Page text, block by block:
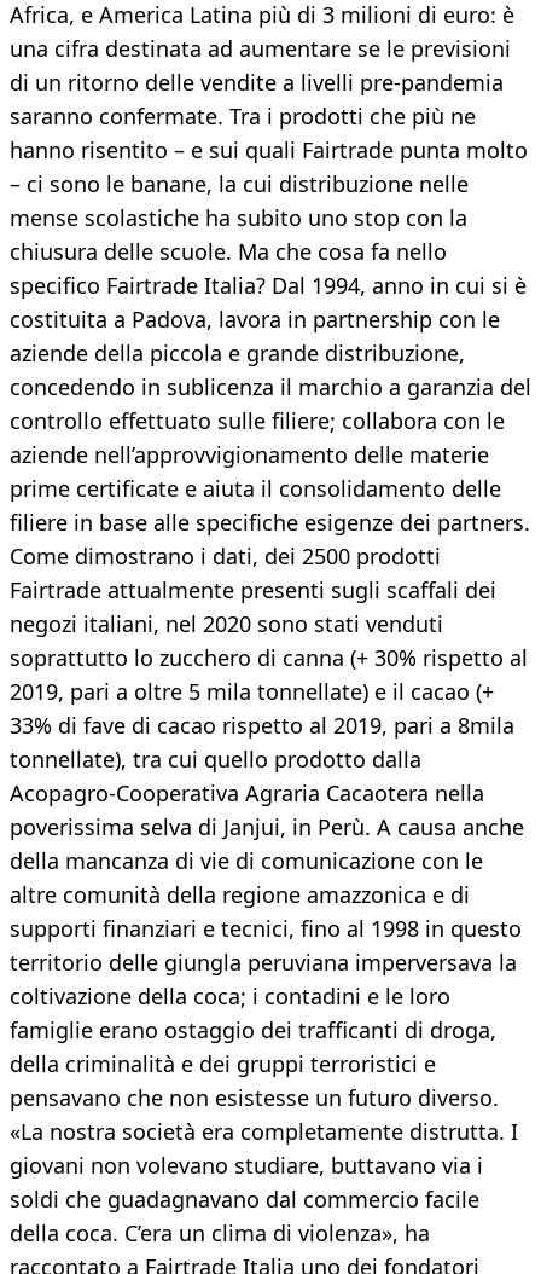
Africa, e America Latina più di 3 milioni di euro: è
una cifra destinata ad aumentare se le previsioni
di un ritorno delle vendite a livelli pre-pandemia
saranno confermate. Tra i prodotti che più ne
hanno risentito – e sui quali Fairtrade punta molto
– ci sono le banane, la cui distribuzione nelle
mense scolastiche ha subito uno stop con la
chiusura delle scuole. Ma che cosa fa nello
specifico Fairtrade Italia? Dal 1994, anno in cui si è
costituita a Padova, lavora in partnership con le
aziende della piccola e grande distribuzione,
concedendo in sublicenza il marchio a garanzia del
controllo effettuato sulle filiere; collabora con le
aziende nell’approvvigionamento delle materie
prime certificate e aiuta il consolidamento delle
filiere in base alle specifiche esigenze dei partners.
Come dimostrano i dati, dei 2500 prodotti
Fairtrade attualmente presenti sugli scaffali dei
negozi italiani, nel 2020 sono stati venduti
soprattutto lo zucchero di canna (+ 30% rispetto al
2019, pari a oltre 5 mila tonnellate) e il cacao (+
33% di fave di cacao rispetto al 2019, pari a 8mila
tonnellate), tra cui quello prodotto dalla
Acopagro-Cooperativa Agraria Cacaotera nella
poverissima selva di Janjui, in Perù. A causa anche
della mancanza di vie di comunicazione con le
altre comunità della regione amazzonica e di
supporti finanziari e tecnici, fino al 1998 in questo
territorio delle giungla peruviana imperversava la
coltivazione della coca; i contadini e le loro
famiglie erano ostaggio dei trafficanti di droga,
della criminalità e dei gruppi terroristici e
pensavano che non esistesse un futuro diverso.
«La nostra società era completamente distrutta. I
giovani non volevano studiare, buttavano via i
soldi che guadagnavano dal commercio facile
della coca. C’era un clima di violenza», ha
raccontato a Fairtrade Italia uno dei fondatori